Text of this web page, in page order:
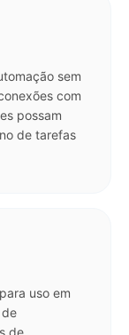
sem
com
possam
de tarefas
uso em
de